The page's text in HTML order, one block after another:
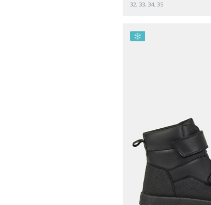
32, 33, 34, 35